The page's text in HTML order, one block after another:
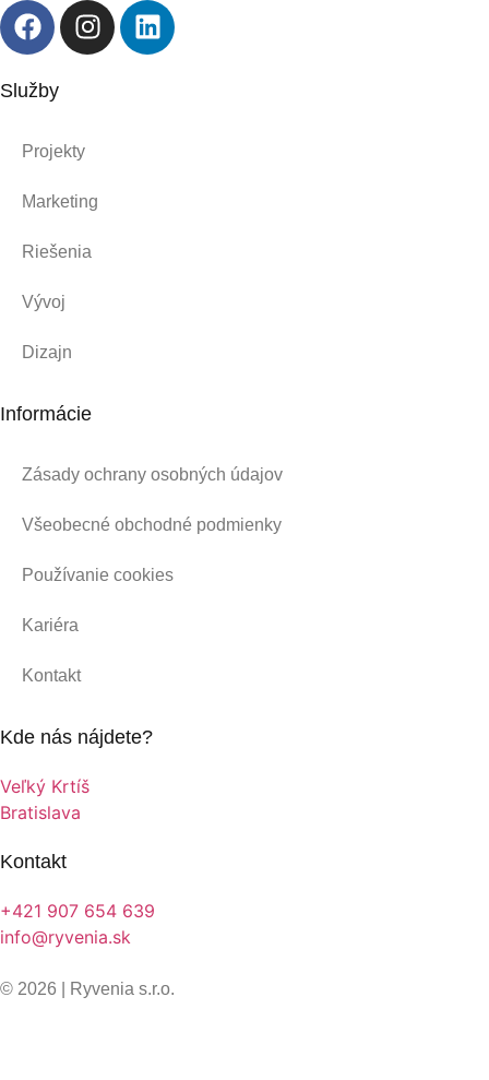
Služby
Projekty
Marketing
Riešenia
Vývoj
Dizajn
Informácie
Zásady ochrany osobných údajov
Všeobecné obchodné podmienky
Používanie cookies
Kariéra
Kontakt
Kde nás nájdete?
Veľký Krtíš
Bratislava
Kontakt
+421 907 654 639
info@ryvenia.sk
© 2026 | Ryvenia s.r.o.